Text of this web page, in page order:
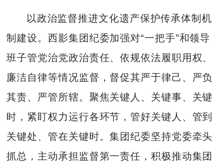
以政治监督推进文化遗产保护传承体制机
制建设。西影集团纪委加强对“一把手”和领导
班子管党治党政治责任、依规依法履职用权、
廉洁自律等情况监督，督促其严于律己、严负
其责、严管所辖。聚焦关键人、关键事、关键
时，紧盯权力运行各环节，管好关键人、管到
关键处、管在关键时。集团纪委坚持党委牵头
抓总，主动承担监督第一责任，积极推动集团